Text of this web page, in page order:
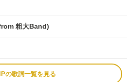
粗大Band)
の歌詞一覧を見る